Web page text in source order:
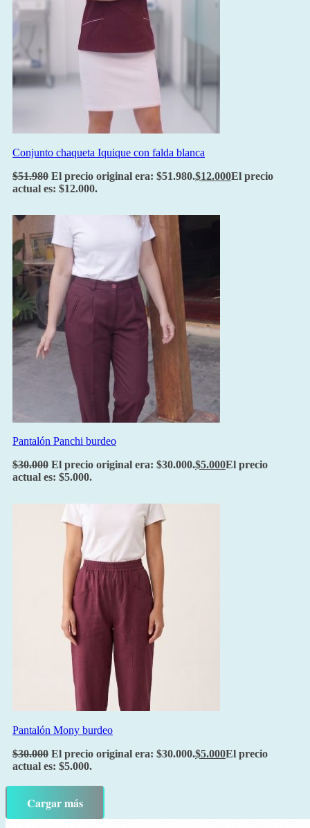
Conjunto chaqueta Iquique con falda blanca
$51.980 El precio original era: $51.980.$12.000El precio
actual es: $12.000.
Pantalón Panchi burdeo
$30.000 El precio original era: $30.000.$5.000El precio
actual es: $5.000.
Pantalón Mony burdeo
$30.000 El precio original era: $30.000.$5.000El precio
actual es: $5.000.
Cargar más